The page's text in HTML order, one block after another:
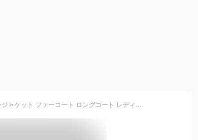
ダウンコート コート ダウンジャケット ファーコート ロングコート レディース アウター 軽量 ダウン ショートダウンコート 冬 大きいサイズ ロング 秋 暖かい ショート 女の子 ロング丈 ダウンベスト セール ブランド 毛皮 リアルファー フォックスファー きれいめ 40代